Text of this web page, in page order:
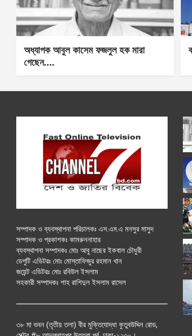
অধ্যাপক আবুল কাসেম ফজলুল হক মারা
গেছেন….
সম্পাদক ও ব্যবস্থাপনা পরিচালকঃ এস.এম.এ মনসুর মাসুদ
সম্পাদক ও প্রকাশকঃ কামরুননাহার
ব্যবস্থাপনা সম্পাদকঃ মোঃ আবু নাছের ইকবাল চৌধুরী
ডেপুটি এডিটরঃ মোঃ মোস্তাফিজুর রহমান খান
জয়েন্ট এডিটরঃ মোঃ রবিউল ইসলাম
সহকারী সম্পাদকঃ শাহ রাশিদুল ইসলাম রাসেল
৩৮ মা ভবন (তৃতীয় তলা) বীর মুক্তিযোদ্ধা কুতুবউদ্দিন রোড,